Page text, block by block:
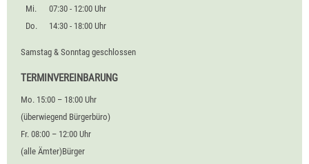
Mi.
07:30 - 12:00 Uhr
Do.
14:30 - 18:00 Uhr
Samstag & Sonntag geschlossen
TERMINVEREINBARUNG
Mo. 15:00 – 18:00 Uhr
(überwiegend Bürgerbüro)
Fr. 08:00 – 12:00 Uhr
(alle Ämter)Bürger